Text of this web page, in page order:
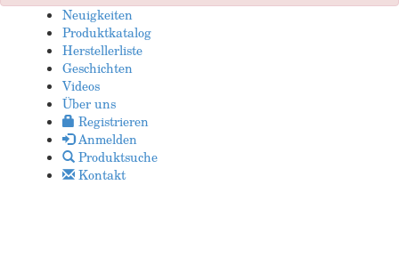
Neuigkeiten
Produktkatalog
Herstellerliste
Geschichten
Videos
Über uns
Registrieren
Anmelden
Produktsuche
Kontakt